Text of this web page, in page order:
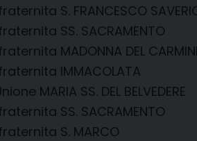
S. FRANCESCO
SS. SACRAMENTO
MADONNA DEL
IMMACOLATA
MARIA SS. DEL BELVEDERE
SS. SACRAMENTO
S. MARCO